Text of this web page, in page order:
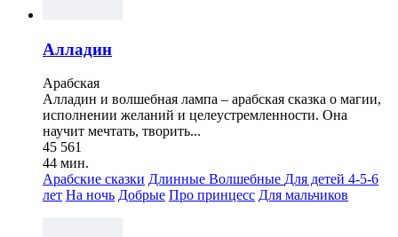
Алладин
Арабская
Алладин и волшебная лампа – арабская сказка о магии,
исполнении желаний и целеустремленности. Она
научит мечтать, творить...
45 561
44 мин.
Арабские сказки Длинные Волшебные Для детей 4-5-6
лет На ночь Добрые Про принцесс Для мальчиков